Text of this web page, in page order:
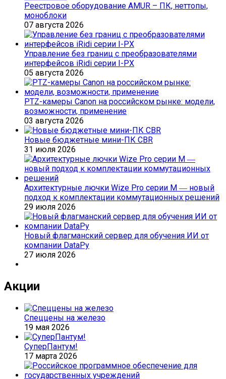
Реестровое оборудование AMUR – ПК, неттопы,
моноблоки
07 августа 2026
Управление без границ с преобразователями
интерфейсов iRidi серии I-PX
05 августа 2026
PTZ-камеры Canon на российском рынке: модели,
возможности, применение
03 августа 2026
Новые бюджетные мини-ПК CBR
31 июля 2026
Архитектурные лючки Wize Pro серии M ― новый
подход к комплектации коммутационных решений
29 июля 2026
Новый флагманский сервер для обучения ИИ от
компании DataРу
27 июля 2026
Акции
Спеццены на железо
19 мая 2026
СуперПантум!
17 марта 2026